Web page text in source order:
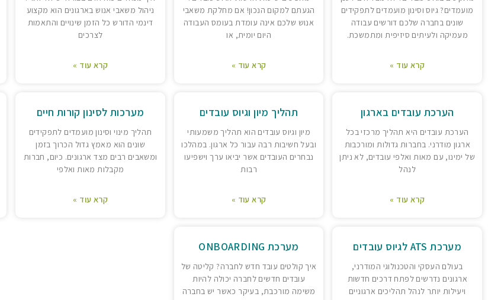
מועמדים? גיוס וסינון מועמדים לתפקידים
שונים בחברה שלכם דורשים עבודה
מעמיקה ולעיתים סיזיפית ומתמשכת.
קרא עוד »
הגעתם למקום הנכון! אם מחלקת משאבי
אנוש שלכם אינה עומדת בעומס העבודה
היום יומית, או
קרא עוד »
ניהול משאבי אנוש בארגונים הוא מקצוע
דינמי הדורש כל הזמן שינויים והתאמות
לצרכים
קרא עוד »
הערכת עובדים בארגון
הערכת עובדים היא תהליך מרכזי בכל
ארגון מודרני. בחברות גדולות ומורכבות
של ימינו, עם מאות ואלפי עובדים, לא ניתן
לנהל
קרא עוד »
תהליך מיון וגיוס עובדים
מיון וגיוס עובדים הוא תהליך משמעותי
ובעל חשיבות רבה עבור כל ארגון. במהלכו
נבחרים העובדים אשר יביאו ערך וישפיעו
רבות
קרא עוד »
מערכות לסינון קורות חיים
תהליך מינוי וסינון מועמדים לתפקידים
שונים הוא מאמץ גדול הכרוך בזמן
ומשאבים רבים מצד ארגונים. כיום, חברות
מקבלות מאות ואלפי
קרא עוד »
מערכת ATS לגיוס עובדים
בעולם העסקי והטכנולוגי המודרני,
ארגונים נדרשים לפתח דרכים חדשות
ויעילות יותר לנהל תהליכים ארגוניים
מערכת ONBOARDING
איך קולטים עובד חדש לחברה? קליטה של
עובדים חדשים לחברה יכולה להיות
משימה מורכבת, בעיקר כאשר יש בחברה